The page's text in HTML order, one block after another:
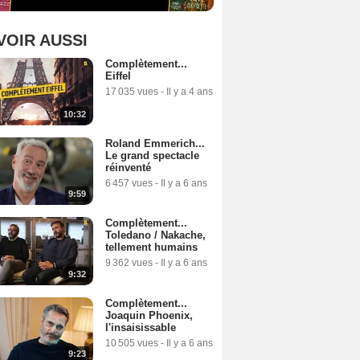
AUSSI
10:32
Complètement...
Eiffel
17 035 vues - Il y a 4 ans
9:59
Roland Emmerich...
Le grand spectacle
réinventé
6 457 vues - Il y a 6 ans
9:32
Complètement...
Toledano / Nakache,
tellement humains
9 362 vues - Il y a 6 ans
9:23
Complètement...
Joaquin Phoenix,
l'insaisissable
10 505 vues - Il y a 6 ans